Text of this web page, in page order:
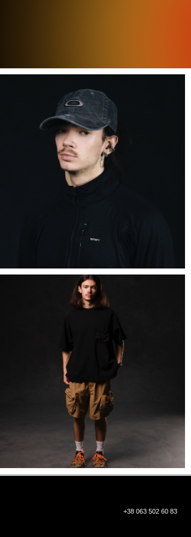
+38 063 502 60 83
КИЇВ, ВАЛЕРІЯ ЛОБАНОВСЬКОГО
9/1
ORDER@DISTANCE.COM.UA
TELEGRAM:
@DISTANCE_UA